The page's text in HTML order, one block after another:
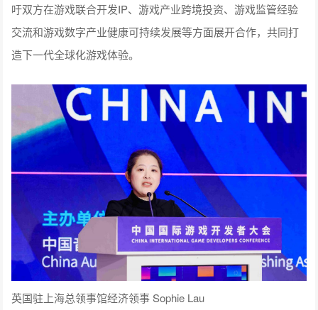
吁双方在游戏联合开发IP、游戏产业跨境投资、游戏监管经验
交流和游戏数字产业健康可持续发展等方面展开合作，共同打
造下一代全球化游戏体验。
英国驻上海总领事馆经济领事 Sophie Lau